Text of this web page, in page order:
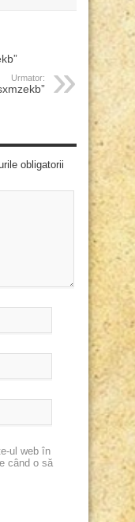
Urmator:
obligatorii
ul web în
când o să